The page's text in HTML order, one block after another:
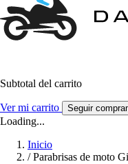
Subtotal del carrito
Ver mi carrito Seguir
Loading...
Inicio
/ Parabrisas de moto